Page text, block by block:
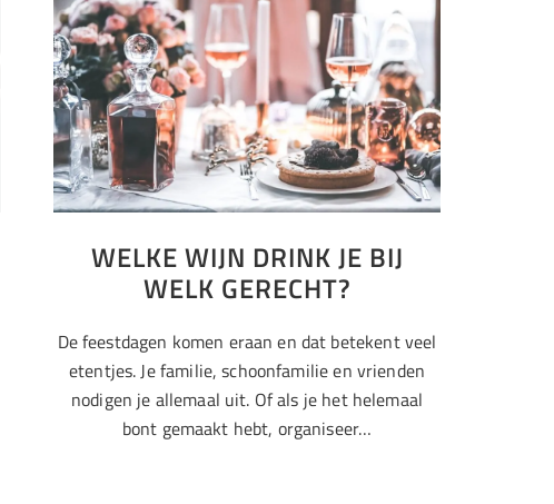
WELKE WIJN DRINK JE BIJ
WELK GERECHT?
De feestdagen komen eraan en dat betekent veel
etentjes. Je familie, schoonfamilie en vrienden
nodigen je allemaal uit. Of als je het helemaal
bont gemaakt hebt, organiseer…